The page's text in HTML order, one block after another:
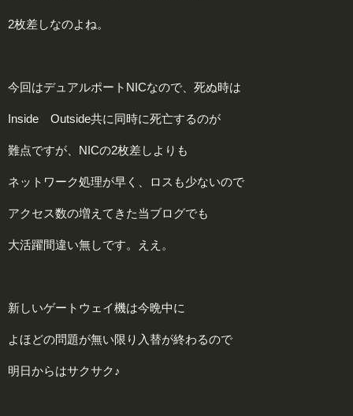
2枚差しなのよね。
今回はデュアルポートNICなので、死ぬ時は
Inside Outside共に同時に死亡するのが
難点ですが、NICの2枚差しよりも
ネットワーク処理が早く、ロスも少ないので
アクセス数の増えてきた当ブログでも
大活躍間違い無しです。ええ。
新しいゲートウェイ機は今晩中に
よほどの問題が無い限り入替が終わるので
明日からはサクサク♪